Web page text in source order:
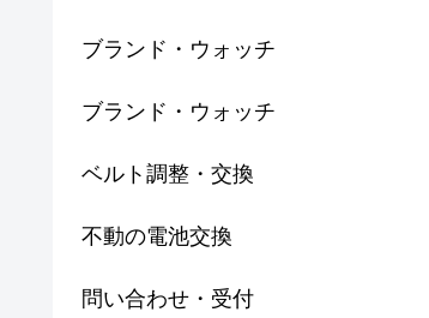
ブランド・ウォッチ
ブランド・ウォッチ
ベルト調整・交換
不動の電池交換
問い合わせ・受付